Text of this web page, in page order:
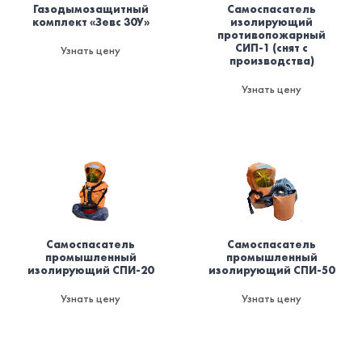
Газодымозащитный
комплект «Зевс 30У»
Узнать цену
Самоспасатель
изолирующий
противопожарный
СИП-1 (снят с
производства)
Узнать цену
Самоспасатель
промышленный
изолирующий СПИ-20
Узнать цену
Самоспасатель
промышленный
изолирующий СПИ-50
Узнать цену